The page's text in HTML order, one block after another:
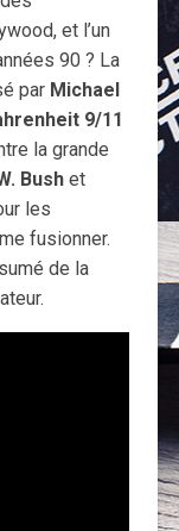
et l’un
90 ? La
par Michael
9/11
la grande
Bushet
les
fusionner.
de la